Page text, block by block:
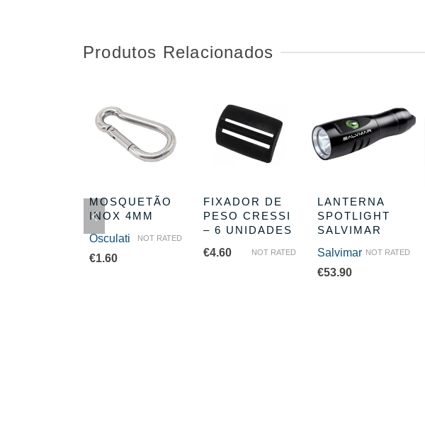
Produtos Relacionados
MOSQUETÃO
INOX 4MM
NOT RATED
Osculati
€1.60
FIXADOR DE
PESO CRESSI
– 6 UNIDADES
NOT RATED
€4.60
LANTERNA
SPOTLIGHT
SALVIMAR
NOT RATED
Salvimar
€53.90